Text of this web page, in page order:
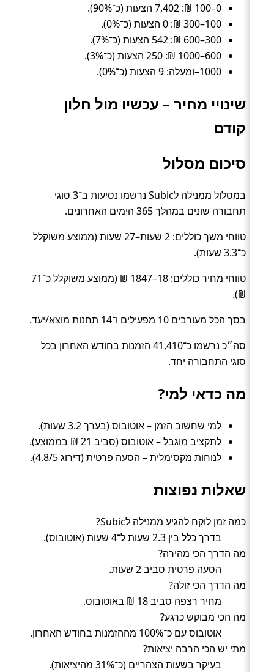
0–100 ₪: 7,402 הצעות (כ־90%).
100–300 ₪: 0 הצעות (כ־0%).
300–600 ₪: 542 הצעות (כ־7%).
600–1000 ₪: 250 הצעות (כ־3%).
1000–ומעלה: 9 הצעות (כ־0%).
שינויי מחיר – עכשיו מול חלון
קודם
סיכום מסלול
במסלול ממנילה לSubic נרשמו נסיעות ב־3 סוגי
תחבורה שונים במהלך 365 הימים האחרונים.
טווחי משך כוללים: 2 שעות–27 שעות (ממוצע משוקלל
כ־3.3 שעות).
טווחי מחיר כוללים: 18–1847 ₪ (ממוצע משוקלל כ־71
₪).
בסך הכל מעורבים 10 מפעילים ו־14 תחנות מוצא/יעד.
סה״כ נרשמו כ־41,410 הזמנות בחודש האחרון בכל
סוגי התחבורה יחד.
מה כדאי למי?
למי שחשוב הזמן – אוטובוס (בערך 3.2 שעות).
לתקציב מוגבל – אוטובוס (סביב 21 ₪ בממוצע).
לנוחות מקסימלית – הסעה פרטית (דירוג 4.8/5).
שאלות נפוצות
כמה זמן לוקח להגיע ממנילה לSubic?
בדרך כלל בין 2.3 שעות ל־4 שעות (אוטובוס).
מה הדרך הכי מהירה?
הסעה פרטית סביב 2 שעות.
מה הדרך הכי זולה?
מחיר רצפה סביב 18 ₪ באוטובוס.
מה הכי מבוקש כרגע?
אוטובוס עם כ־100% מההזמנות בחודש האחרון.
מתי יש הכי הרבה יציאות?
בעיקר בשעות הצהריים (כ־31% מהיציאות).